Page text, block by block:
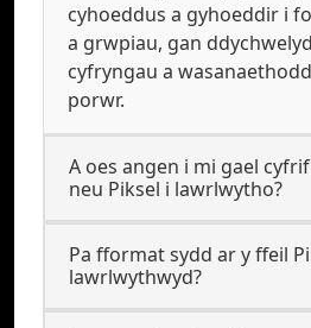
cyhoeddus a gyhoeddir i
a grwpiau, gan
cyfryngau a
porwr.
A oes angen i mi gael
neu Piksel i lawrlwytho?
Pa fformat sydd ar y ffeil
lawrlwythwyd?